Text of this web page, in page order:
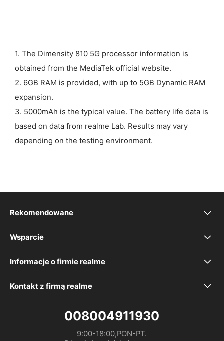
1. The Dimensity 810 5G processor information is
obtained from the MediaTek official website.
2. 6GB RAM is provided, with up to 5GB Dynamic RAM
expansion.
3. 5000mAh is the typical value. The battery life data is
based on data from realme Lab. Results may vary
depending on the testing environment.
Rekomendowane
realme 16 5G
realme 16 Pro+ 5G
realme 16 Pro 5G
realme GT 8 Pro
Wsparcie
Często zadawane pytania
Rozwiązywanie problemów
Informacje o firmie realme
Nasza marka
Polityka gwarancyjna
Kontakt z firmą realme
008004911930
9:00-18:00,PON-PT.